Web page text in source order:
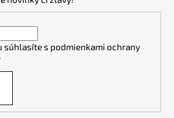
súhlasíte s podmienkami ochrany